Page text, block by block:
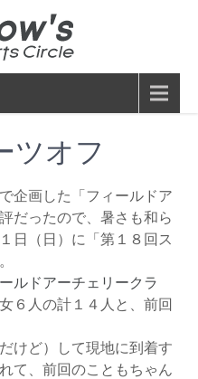
ツオフ
企画した「フィールドア
だったので、暑さも和ら
日（日）に「第１８回ス
ルドアーチェリークラ
６人の計１４人と、前回
けど）して現地に到着す
て、前回のこともちゃん